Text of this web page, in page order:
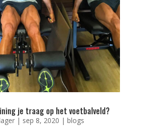
je traag op het voetbalveld?
| sep 8, 2020 | blogs